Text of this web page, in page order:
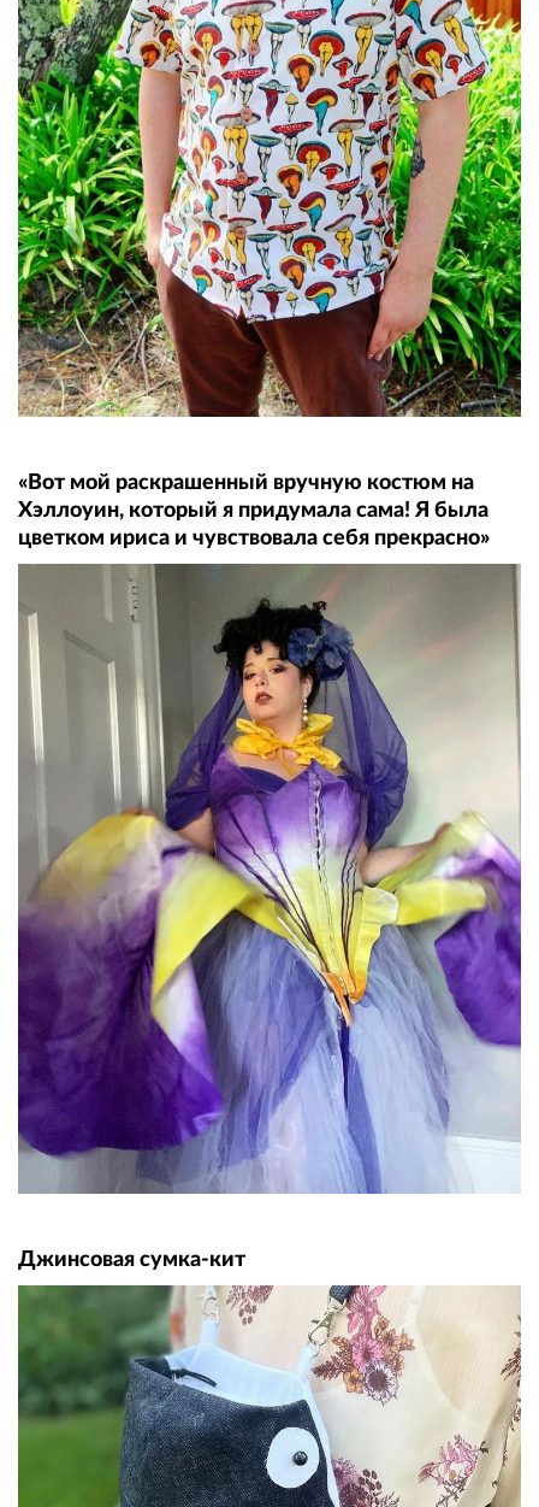
«Вот мой раскрашенный вручную костюм на
Хэллоуин, который я придумала сама! Я была
цветком ириса и чувствовала себя прекрасно»
Джинсовая сумка-кит